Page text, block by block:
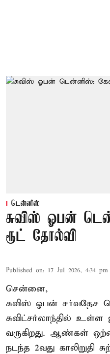
டென்னிஸ்
சுவிஸ் ஓபன்
ரூட் தோல்வி
Published on: 17 Jul 2026, 4:34 pm
சென்னை,
சுவிஸ் ஓபன் சர்வதேச
சுவிட்சர்லாந்தில் உள்ள
வருகிறது. ஆண்கள்
நடந்த 2வது காலிறுதி